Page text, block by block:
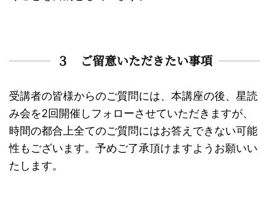
３ ご留意いただきたい事項
受講者の皆様からのご質問には、本講座の後、星読
み会を2回開催しフォローさせていただきますが、
時間の都合上全てのご質問にはお答えできない可能
性もございます。予めご了承頂けますようお願いい
たします。